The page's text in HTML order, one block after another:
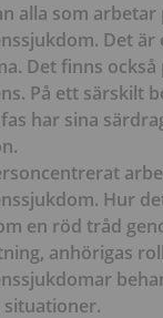
alla som
Det
Det finns
På ett särskilt
har sina
Hur
en röd tråd
anhörigas
situationer.